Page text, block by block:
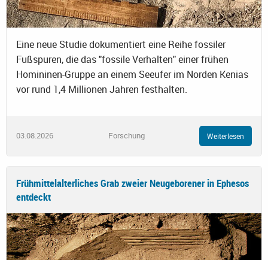
Eine neue Studie dokumentiert eine Reihe fossiler
Fußspuren, die das "fossile Verhalten" einer frühen
Homininen-Gruppe an einem Seeufer im Norden Kenias
vor rund 1,4 Millionen Jahren festhalten.
03.08.2026 Forschung Weiterlesen
Frühmittelalterliches Grab zweier Neugeborener in Ephesos
entdeckt